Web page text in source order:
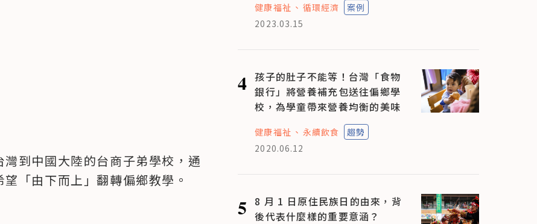
到中國大陸的台商子弟學校，通
「由下而上」翻轉偏鄉教學。
健康福祉 循環經濟
案例
2023.03.15
4 孩子的肚子不能等！台灣「食物
銀行」將營養補充包送往偏鄉學
校，為學童帶來營養均衡的美味
健康福祉 永續飲食
趨勢
2020.06.12
5
8 月 1 日原住民族日的由來，背
後代表什麼樣的重要意涵？